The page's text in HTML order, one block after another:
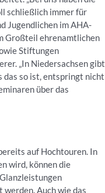
schließlich immer für
Jugendlichen im AHA-
Großteil ehrenamtlichen
Stiftungen
„In Niedersachsen gibt
das so ist, entspringt nicht
über das
auf Hochtouren. In
wird, können die
Auch wie das